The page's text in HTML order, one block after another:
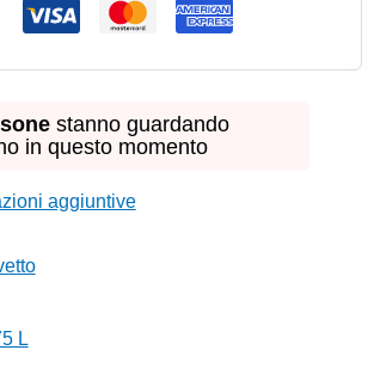
stanno guardando
in questo momento
aggiuntive
L